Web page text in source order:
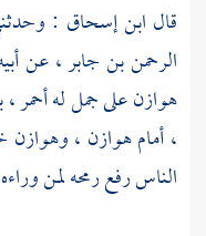
قال ابن إسحاق :
الرحمن بن جابر، عن
هوازنعلى جمل له أحمر
، أمامهوازن ،وهوازن
الناس رفع رمحه لمن